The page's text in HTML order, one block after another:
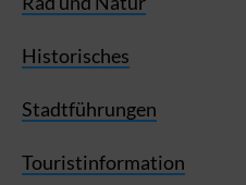
Historisches
Stadtführungen
Touristinformation